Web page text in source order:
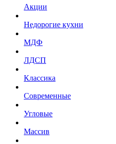
Акции
Недорогие кухни
МДФ
ЛДСП
Классика
Современные
Угловые
Массив